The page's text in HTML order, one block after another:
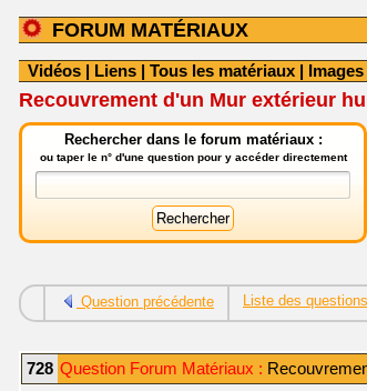
FORUM MATÉRIAUX
Vidéos | Liens | Tous les matériaux | Images
Recouvrement d'un Mur extérieur
Rechercher dans le forum matériaux :
ou taper le n° d'une question pour y accéder directement
Question précédente Liste des questions
728 Question Forum Matériaux :